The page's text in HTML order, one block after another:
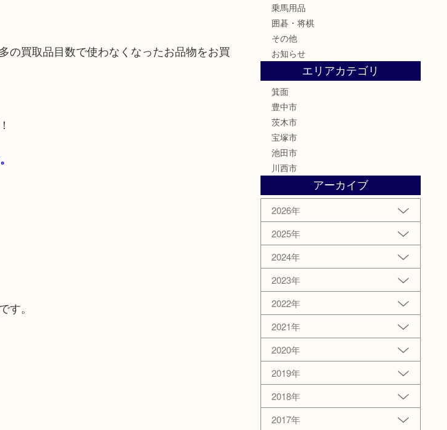
の買取品目数で使わなくなったお品物をお買
。
乗馬用品
囲碁・将棋
その他
お知らせ
エリアカテゴリ
箕面
豊中市
茨木市
宝塚市
池田市
川西市
アーカイブ
2026年
2025年
2024年
2023年
2022年
2021年
2020年
2019年
2018年
2017年